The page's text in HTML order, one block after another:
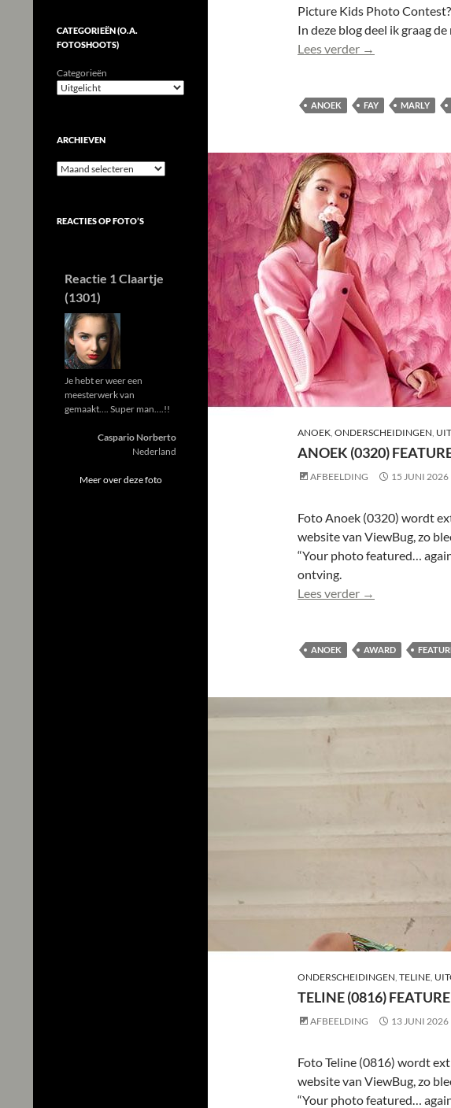
Picture Kids Photo
In deze blog deel ik graag
Lees verder Anoek (0102)
→
ANOEK FAY MARLY
ANOEK, ONDERSCHEIDINGEN,
ANOEK (0320)
AFBEELDING 15 JUNI 2026
Foto Anoek (0320) wordt
website van ViewBug, zo
“Your photo featured…
ontving.
Lees verder Anoek (0320)
→
ANOEK AWARD
ONDERSCHEIDINGEN, TELINE,
TELINE (0816)
AFBEELDING 13 JUNI 2026
Foto Teline (0816) wordt
website van ViewBug, zo
“Your photo featured…
CATEGORIEËN (O.A.
FOTOSHOOTS)
Categorieën
ARCHIEVEN
Archieven
REACTIES OP FOTO’S
Reactie 1 Claartje
(1301)
Je hebt er weer een
meesterwerk van
gemaakt…. Super man….!!
Caspario Norberto
Nederland
Meer over deze foto